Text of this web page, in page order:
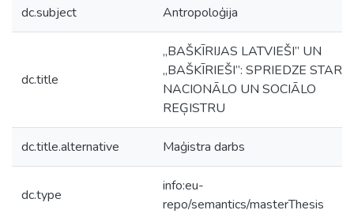
dc.subject Antropoloģija
dc.title
„BAŠKĪRIJAS LATVIEŠI” UN
„BAŠKĪRIEŠI”: SPRIEDZE STARP
NACIONĀLO UN SOCIĀLO
REĢISTRU
dc.title.alternative Maģistra darbs
dc.type
info:eu-
repo/semantics/masterThesis